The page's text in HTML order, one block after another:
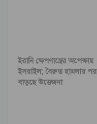
ইরানি ক্ষেপণাস্ত্রের অপেক্ষায়
ইসরাইল; বৈরুত হামলার পর
বাড়ছে উত্তেজনা